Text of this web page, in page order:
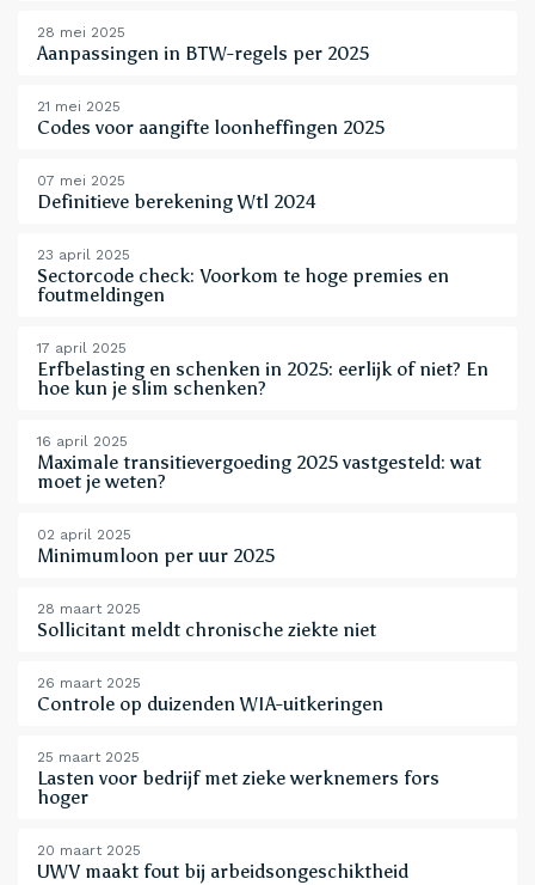
28 mei 2025
Aanpassingen in BTW-regels per 2025
21 mei 2025
Codes voor aangifte loonheffingen 2025
07 mei 2025
Definitieve berekening Wtl 2024
23 april 2025
Sectorcode check: Voorkom te hoge premies en
foutmeldingen
17 april 2025
Erfbelasting en schenken in 2025: eerlijk of niet? En
hoe kun je slim schenken?
16 april 2025
Maximale transitievergoeding 2025 vastgesteld: wat
moet je weten?
02 april 2025
Minimumloon per uur 2025
28 maart 2025
Sollicitant meldt chronische ziekte niet
26 maart 2025
Controle op duizenden WIA-uitkeringen
25 maart 2025
Lasten voor bedrijf met zieke werknemers fors
hoger
20 maart 2025
UWV maakt fout bij arbeidsongeschiktheid